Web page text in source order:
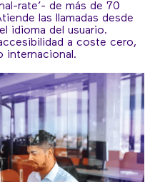
rate’- de más de 70
las llamadas desde
idioma del usuario.
a coste cero,
internacional.